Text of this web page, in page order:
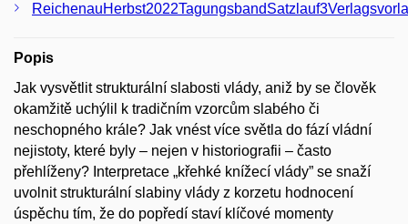
Popis
Jak vysvětlit strukturální slabosti vlády, aniž by se člověk
okamžitě uchýlil k tradičním vzorcům slabého či
neschopného krále? Jak vnést více světla do fází vládní
nejistoty, které byly – nejen v historiografii – často
přehlíženy? Interpretace „křehké knížecí vlády” se snaží
uvolnit strukturální slabiny vlády z korzetu hodnocení
úspěchu tím, že do popředí staví klíčové momenty